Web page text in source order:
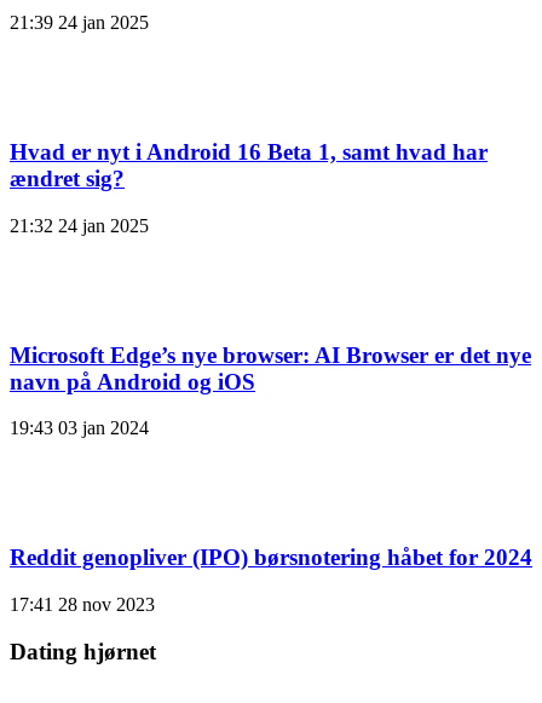
21:39 24 jan 2025
Hvad er nyt i Android 16 Beta 1, samt hvad har
ændret sig?
21:32 24 jan 2025
Microsoft Edge’s nye browser: AI Browser er det nye
navn på Android og iOS
19:43 03 jan 2024
Reddit genopliver (IPO) børsnotering håbet for 2024
17:41 28 nov 2023
Dating hjørnet